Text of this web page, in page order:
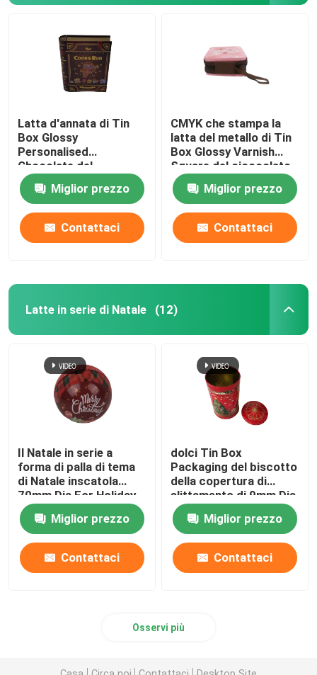
Latta d'annata di Tin
Box Glossy
Personalised
Chocolate del
cioccolato di forma del
libro
Miglior prezzo
Contattaci
CMYK che stampa la
latta del metallo di Tin
Box Glossy Varnish
Square del cioccolato
della chiusura lampo
Miglior prezzo
Contattaci
Latte in serie di Natale (12)
Il Natale in serie a
forma di palla di tema
di Natale inscatola
70mm Dia For Holiday
Gift Promotion
Miglior prezzo
Contattaci
dolci Tin Box
Packaging del biscotto
della copertura di
slittamento di 9mm Dia
Christmas Musical Tin
With
Miglior prezzo
Contattaci
Osservi più